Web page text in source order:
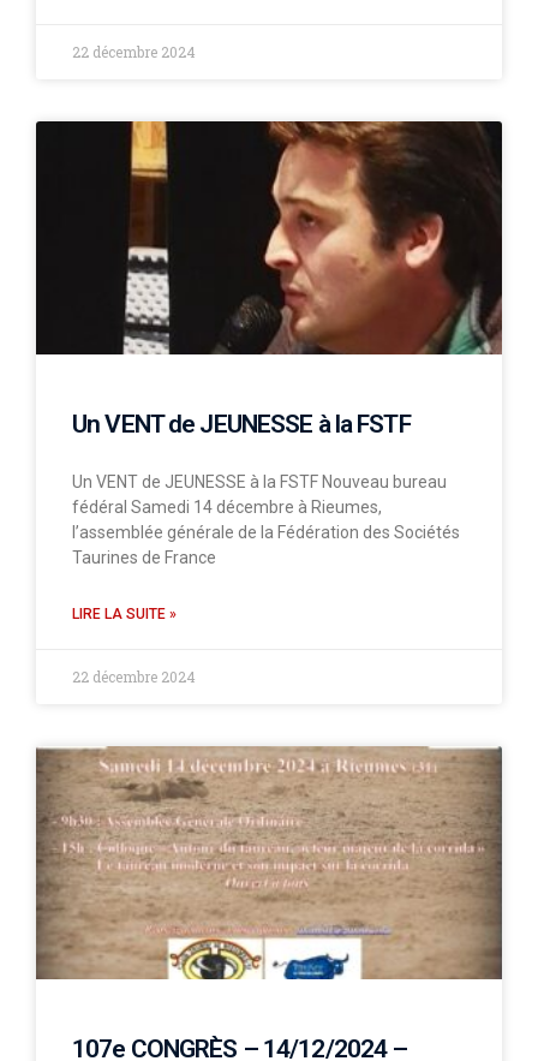
22 décembre 2024
Un VENT de JEUNESSE à la FSTF
Un VENT de JEUNESSE à la FSTF Nouveau bureau
fédéral Samedi 14 décembre à Rieumes,
l’assemblée générale de la Fédération des Sociétés
Taurines de France
LIRE LA SUITE »
22 décembre 2024
107e CONGRÈS – 14/12/2024 –